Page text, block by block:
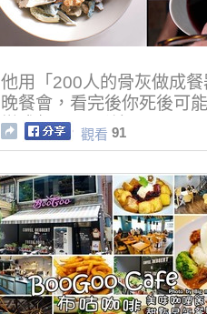
他用「200人的骨灰做成
晚餐會，看完後你死後可
變成餐器！(影片)
觀看 91